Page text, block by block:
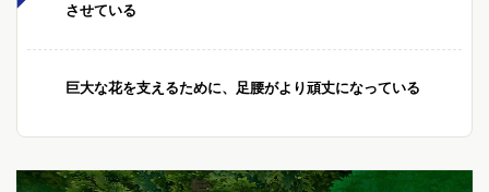
させている
巨大な花を支えるために、足腰がより頑丈になっている